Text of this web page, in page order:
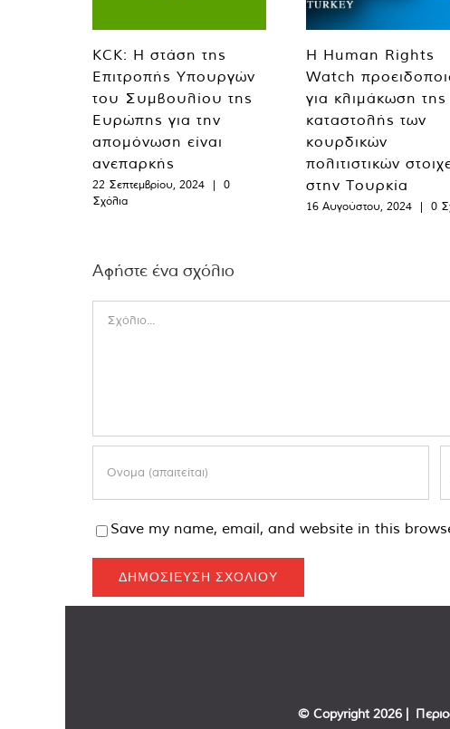
KCK: Η στάση της
Επιτροπής Υπουργών
του Συμβουλίου της
Ευρώπης για την
απομόνωση είναι
ανεπαρκής
22 Σεπτεμβρίου, 2024 |
0
Σχόλια
Η Human Rights
Watch
για κλιμάκωση της
καταστολής των
κουρδικών
πολιτιστικών
στην Τουρκία
16 Αυγούστου, 2024 | 0
Αφήστε ένα σχόλιο
Save my name, email, and website in this
© Copyright 2026 |